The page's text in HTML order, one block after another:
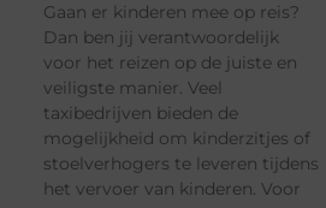
Gaan er kinderen mee op reis?
Dan ben jij verantwoordelijk
voor het reizen op de juiste en
veiligste manier. Veel
taxibedrijven bieden de
mogelijkheid om kinderzitjes of
stoelverhogers te leveren tijdens
het vervoer van kinderen. Voor